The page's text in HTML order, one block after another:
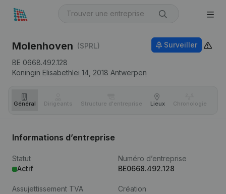
Molenhoven (SPRL)
BE 0668.492.128
Koningin Elisabethlei 14, 2018 Antwerpen
Surveiller
Général Dirigeants Structure d'entreprise Lieux Chronologie
Informations d’entreprise
Statut
Actif
Numéro d’entreprise
BE0668.492.128
Assujettissement TVA
Création